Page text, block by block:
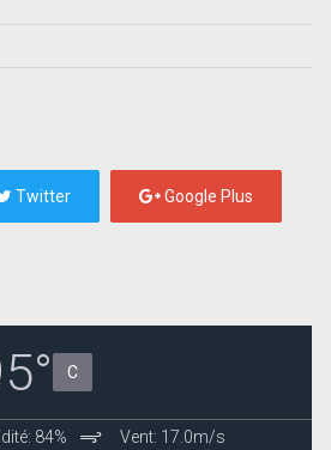
Twitter Google Plus
C
84% Vent: 17.0m/s